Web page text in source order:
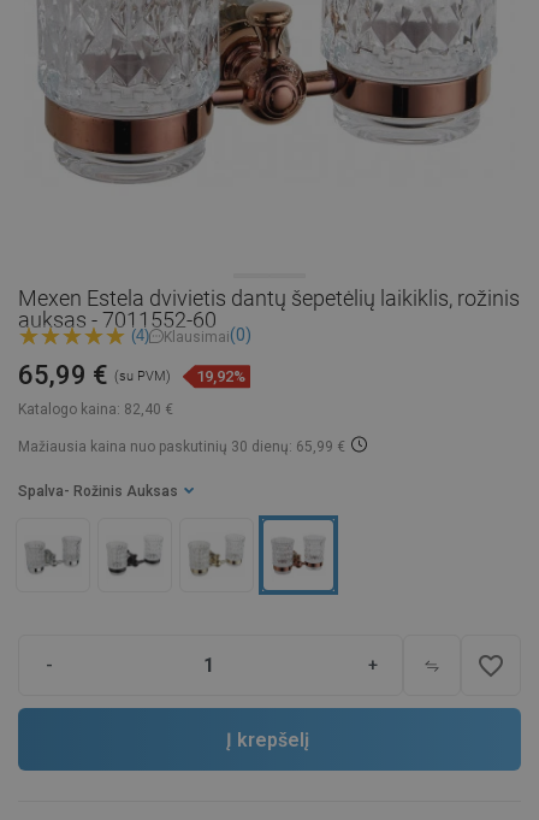
Mexen Estela dvivietis dantų šepetėlių laikiklis, rožinis
auksas - 7011552-60
(4) Klausimai(0)
Katalogo kaina: 82,40 €
65,99 € (su PVM) 19,92%
Mažiausia kaina nuo paskutinių 30 dienų: 65,99 €
Spalva - Rožinis Auksas
- + favorite_border
Į krepšelį